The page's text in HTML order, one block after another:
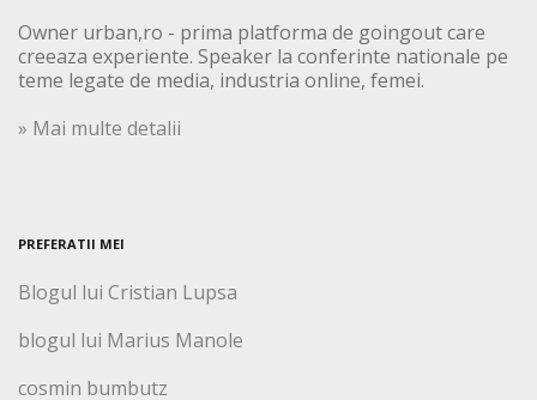
Owner urban,ro - prima platforma de goingout care
creeaza experiente. Speaker la conferinte nationale pe
teme legate de media, industria online, femei.
» Mai multe detalii
PREFERATII MEI
Blogul lui Cristian Lupsa
blogul lui Marius Manole
cosmin bumbutz